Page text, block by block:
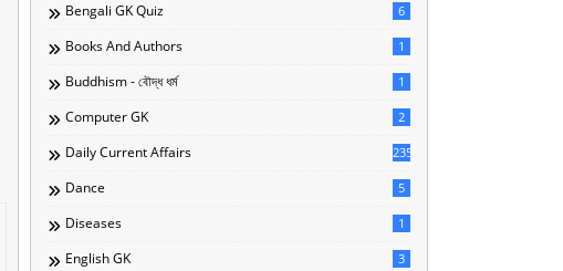
Bengali GK Quiz 6
Books And Authors 1
Buddhism - বৌদ্ধ ধর্ম 1
Computer GK 2
Daily Current Affairs 235
Dance 5
Diseases 1
English GK 3